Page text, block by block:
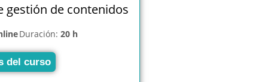
gestión de contenidos
Duración: 20 h
del curso